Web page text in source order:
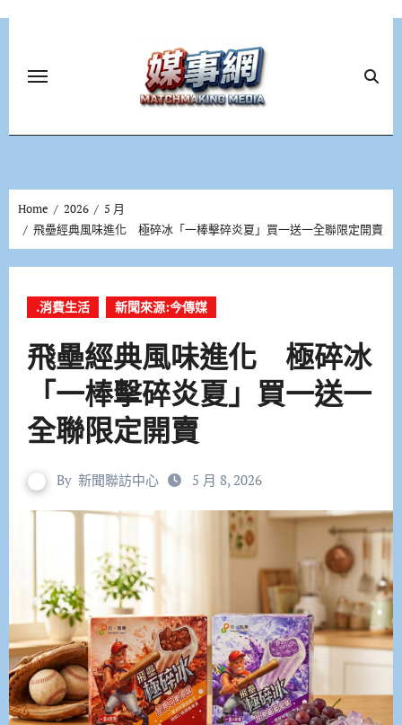
Home 2026
5 月
飛壘經典風味進化 極碎冰「一棒擊碎炎夏」買一送一全聯限定開賣
.消費生活 新聞來源:今傳媒
飛壘經典風味進化 極碎冰
「一棒擊碎炎夏」買一送一
全聯限定開賣
By 新聞聯訪中心 5 月 8, 2026